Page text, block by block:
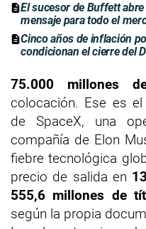
El sucesor de Buffett
mensaje para todo el
Cinco años de inflación
condicionan el cierre del
75.000 millones
colocación. Ese es
de SpaceX, una
compañía de Elon
fiebre tecnológica
precio de salida en
555,6 millones de
según la propia